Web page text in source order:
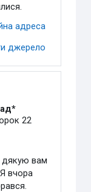
адреса
джерело
Сергійович
22
вам
вчора